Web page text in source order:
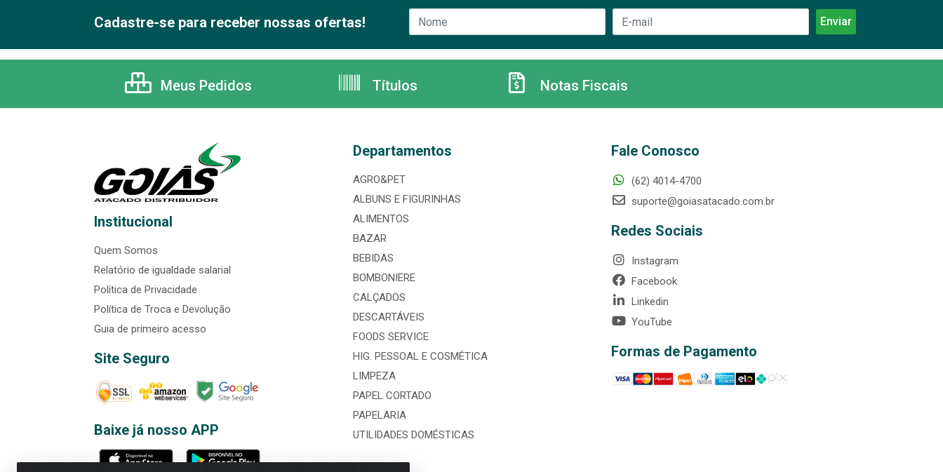
Cadastre-se para receber nossas ofertas!
Meus Pedidos Títulos Notas Fiscais
Institucional
Quem Somos
Relatório de igualdade salarial
Política de Privacidade
Política de Troca e Devolução
Guia de primeiro acesso
Site Seguro
Baixe já nosso APP
Departamentos
AGRO&PET
ALBUNS E FIGURINHAS
ALIMENTOS
BAZAR
BEBIDAS
BOMBONIERE
CALÇADOS
DESCARTÁVEIS
FOODS SERVICE
HIG. PESSOAL E COSMÉTICA
LIMPEZA
PAPEL CORTADO
PAPELARIA
UTILIDADES DOMÉSTICAS
Fale Conosco
(62) 4014-4700
suporte@goiasatacado.com.br
Redes Sociais
Instagram
Facebook
Linkedin
YouTube
Formas de Pagamento